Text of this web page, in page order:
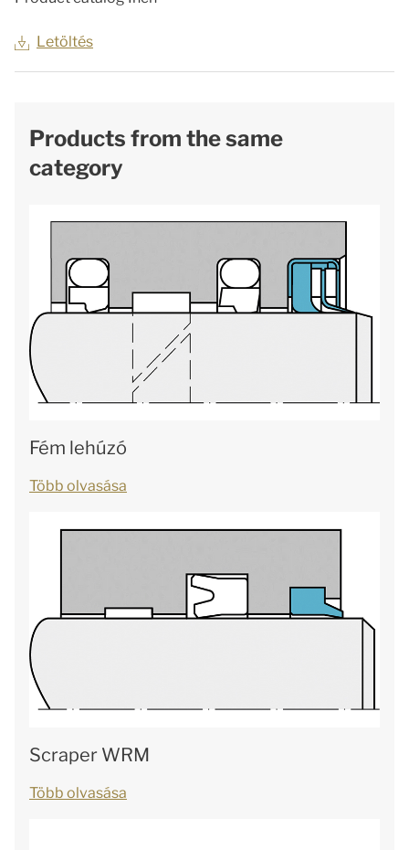
Letöltés
Products from the same
category
Fém lehúzó
Több olvasása
Scraper WRM
Több olvasása